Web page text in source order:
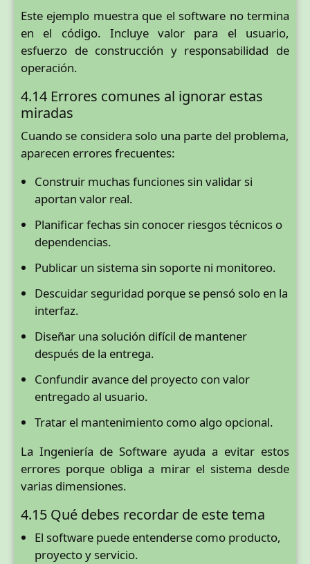
Este ejemplo muestra que el software no termina
en el código. Incluye valor para el usuario,
esfuerzo de construcción y responsabilidad de
operación.
4.14 Errores comunes al ignorar estas
miradas
Cuando se considera solo una parte del problema,
aparecen errores frecuentes:
Construir muchas funciones sin validar si
aportan valor real.
Planificar fechas sin conocer riesgos técnicos o
dependencias.
Publicar un sistema sin soporte ni monitoreo.
Descuidar seguridad porque se pensó solo en la
interfaz.
Diseñar una solución difícil de mantener
después de la entrega.
Confundir avance del proyecto con valor
entregado al usuario.
Tratar el mantenimiento como algo opcional.
La Ingeniería de Software ayuda a evitar estos
errores porque obliga a mirar el sistema desde
varias dimensiones.
4.15 Qué debes recordar de este tema
El software puede entenderse como producto,
proyecto y servicio.